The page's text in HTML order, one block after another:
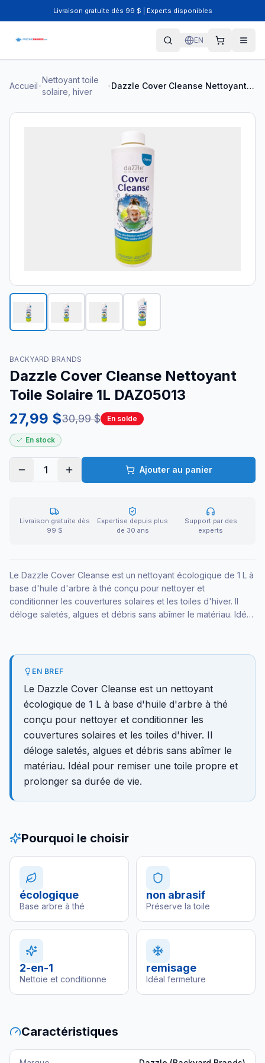
Livraison gratuite dès 99 $ | Experts disponibles
EN
Accueil
Nettoyant toile
solaire, hiver
Dazzle Cover Cleanse Nettoyant Toile Solaire 1L DAZ05013
BACKYARD BRANDS
Dazzle Cover Cleanse Nettoyant
Toile Solaire 1L DAZ05013
27,99 $30,99 $ En solde
En stock
1 Ajouter au panier
Livraison gratuite dès
99 $
Expertise depuis plus
de 30 ans
Support par des
experts
Le Dazzle Cover Cleanse est un nettoyant écologique de 1 L à
base d'huile d'arbre à thé conçu pour nettoyer et
conditionner les couvertures solaires et les toiles d'hiver. Il
déloge saletés, algues et débris sans abîmer le matériau. Idéal
EN BREF
Le Dazzle Cover Cleanse est un nettoyant
écologique de 1 L à base d'huile d'arbre à thé
conçu pour nettoyer et conditionner les
couvertures solaires et les toiles d'hiver. Il
déloge saletés, algues et débris sans abîmer le
matériau. Idéal pour remiser une toile propre et
prolonger sa durée de vie.
Pourquoi le choisir
écologique
Base arbre à thé
non abrasif
Préserve la toile
2-en-1
Nettoie et conditionne
remisage
Idéal fermeture
Caractéristiques